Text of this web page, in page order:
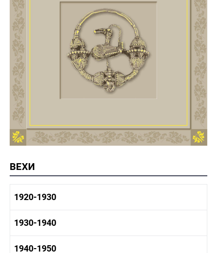
ВЕХИ
1920-1930
1920-1930 история
1920-1930 культура
1930-1940
1930-1940 история
1940-1950